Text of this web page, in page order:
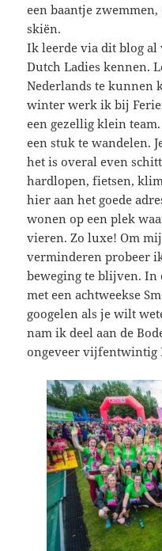
een baantje
skiën.
Ik leerde via dit blog
Dutch Ladies kennen.
Nederlands te kunnen
winter werk ik bij
een gezellig klein
een stuk te wandelen.
het is overal even
hardlopen, fietsen,
hier aan het goede
wonen op een plek
vieren. Zo luxe! Om
verminderen probeer
beweging te blijven. In
met een achtweekse
googelen als je wilt
nam ik deel aan de
ongeveer vijfentwintig